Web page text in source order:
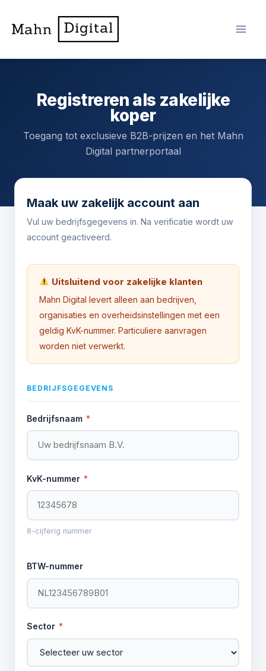
naar
Registreren als zakelijke
koper
Toegang tot exclusieve B2B-prijzen en het Mahn
Digital partnerportaal
Maak uw zakelijk account aan
Vul uw bedrijfsgegevens in. Na verificatie wordt uw
account geactiveerd.
Uitsluitend voor zakelijke klanten
Mahn Digital levert alleen aan bedrijven,
organisaties en overheidsinstellingen met een
geldig KvK-nummer. Particuliere aanvragen
worden niet verwerkt.
BEDRIJFSGEGEVENS
Bedrijfsnaam *
KvK-nummer *
8-cijferig nummer
BTW-nummer
Sector *